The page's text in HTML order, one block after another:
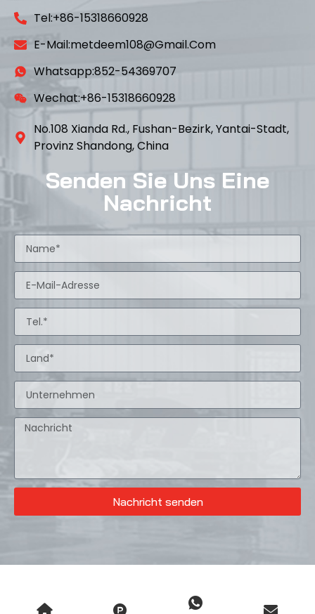
Tel:+86-15318660928
E-Mail:metdeem108@gmail.com
Whatsapp:852-54369707
Wechat:+86-15318660928
No.108 Xianda Rd., Fushan-Bezirk, Yantai-Stadt,
Provinz Shandong, China
Senden Sie Uns Eine
Nachricht
Nachricht senden